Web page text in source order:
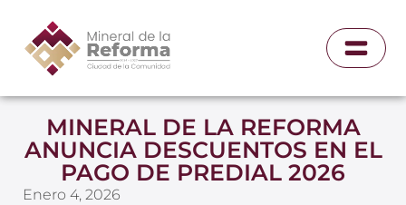
MINERAL DE LA REFORMA
ANUNCIA DESCUENTOS EN EL
PAGO DE PREDIAL 2026
Enero 4, 2026